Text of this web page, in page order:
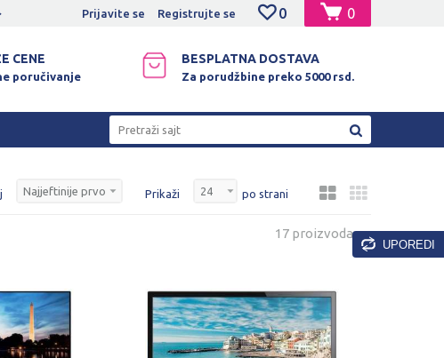
SIGURNO PLAĆANJE PLATNIM KARTICAMA! 0
0
Prijavite se Registrujte se
CENE
poručivanje
BESPLATNA DOSTAVA
Za porudžbine preko 5000 rsd.
Pretraži sajt
UPOREDI
Prikaži po strani
17 proizvoda